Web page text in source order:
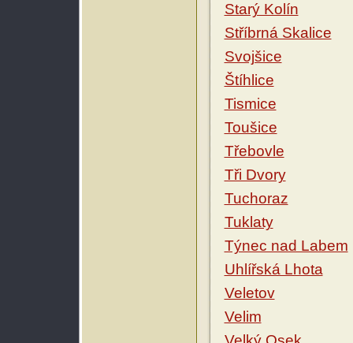
Starý Kolín
Stříbrná Skalice
Svojšice
Štíhlice
Tismice
Toušice
Třebovle
Tři Dvory
Tuchoraz
Tuklaty
Týnec nad Labem
Uhlířská Lhota
Veletov
Velim